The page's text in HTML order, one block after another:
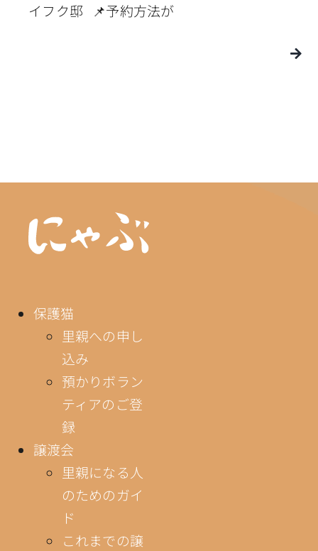
イフク邸 📌予約方法が
保護猫
里親への申し
込み
預かりボラン
ティアのご登
録
譲渡会
里親になる人
のためのガイ
ド
これまでの譲